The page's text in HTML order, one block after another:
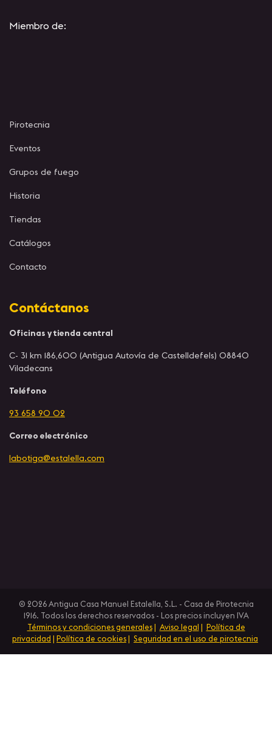
Miembro de:
Pirotecnia
Eventos
Grupos de fuego
Historia
Tiendas
Catálogos
Contacto
Contáctanos
Oficinas y tienda central
C- 31 km 186,600 (Antigua Autovía de Castelldefels) 08840
Viladecans
Teléfono
93 658 90 02
Correo electrónico
labotiga@estalella.com
© 2026 Antigua Casa Manuel Estalella, S.L. - Casa de Pirotecnia
1916. Todos los derechos reservados - Los precios incluyen IVA
Términos y condiciones generales | Aviso legal | Política de
privacidad | Política de cookies| Seguridad en el uso de pirotecnia